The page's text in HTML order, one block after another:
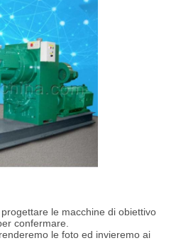
le macchine di obiettivo
confermare.
le foto ed invieremo ai